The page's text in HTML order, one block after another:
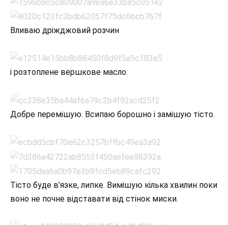
Вливаю дріжджовий розчин
і розтоплене вершкове масло.
Добре перемішую. Всипаю борошно і замішую тісто.
Тісто буде в’язке, липке. Вимішую кілька хвилин поки
воно не почне відставати від стінок миски.